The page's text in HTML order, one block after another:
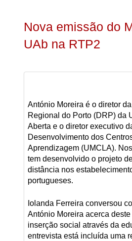
Nova emissão do
UAb na RTP2
António Moreira é o diretor
Regional do Porto (DRP) da
Aberta e o diretor executivo
Desenvolvimento dos
Aprendizagem (UMCLA).
tem desenvolvido o projeto
distância nos
portugueses.
Iolanda Ferreira conversou
António Moreira acerca
inserção social através da
entrevista está incluída uma